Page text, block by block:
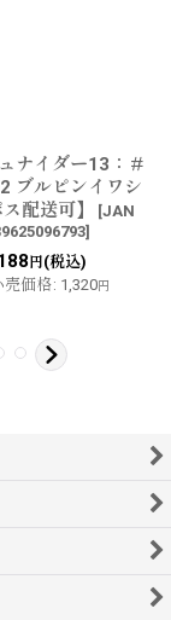
ナイダー13：＃
ブルピンイワシ
ス配送可】
[JAN
]
円(税込)
売価格: 1,320円